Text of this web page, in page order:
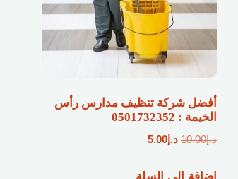
أفضل شركة تنظيف مدارس رأس
الخيمة : 0501732352
د.إ10.00 السعر
هو:
د.إ5.00السعر
هو: